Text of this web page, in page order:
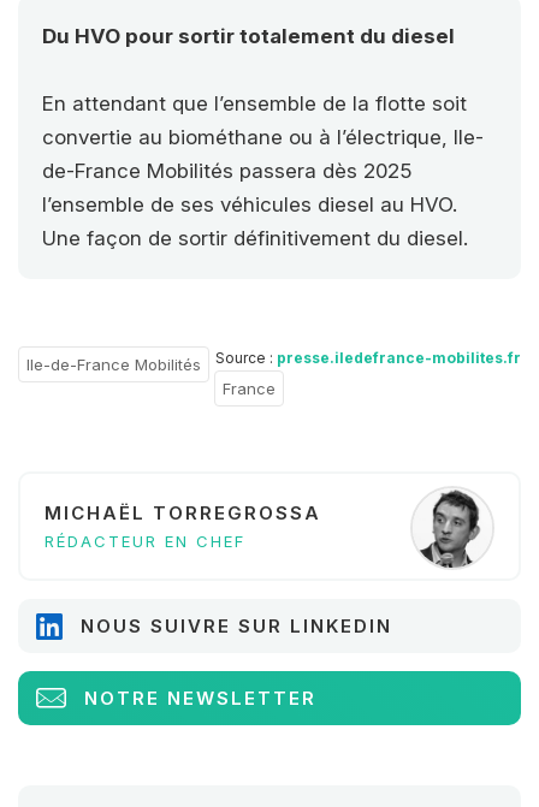
Du HVO pour sortir totalement du diesel
En attendant que l’ensemble de la flotte soit
convertie au biométhane ou à l’électrique, Ile-
de-France Mobilités passera dès 2025
l’ensemble de ses véhicules diesel au HVO.
Une façon de sortir définitivement du diesel.
Source : presse.iledefrance-mobilites.fr
Ile-de-France Mobilités
France
MICHAËL TORREGROSSA
RÉDACTEUR EN CHEF
NOUS SUIVRE SUR LINKEDIN
NOTRE NEWSLETTER